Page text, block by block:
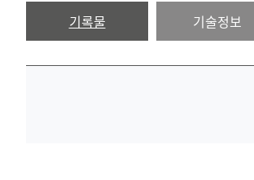
기록물 기술정보